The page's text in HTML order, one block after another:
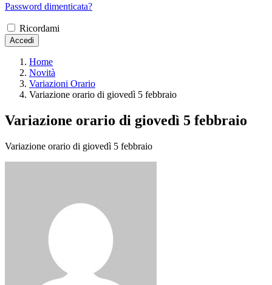
Password dimenticata?
Ricordami
Accedi
Home
Novità
Variazioni Orario
Variazione orario di giovedì 5 febbraio
Variazione orario di giovedì 5 febbraio
Variazione orario di giovedì 5 febbraio